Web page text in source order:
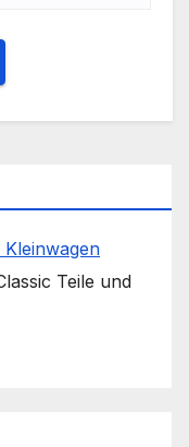
Teile und